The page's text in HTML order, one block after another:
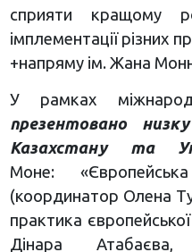
сприяти кращому
імплементації різних
+напряму ім. Жана
У рамках
презентовано
Казахстану та
Моне:
(координатор Олена
практика
Дінара Атабаєва,